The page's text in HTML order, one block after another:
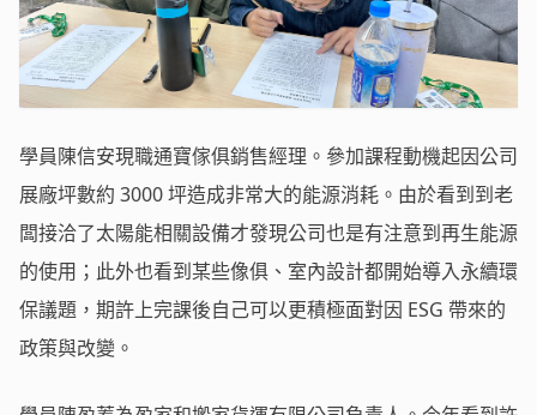
學員陳信安現職通寶傢俱銷售經理。參加課程動機起因公司
展廠坪數約 3000 坪造成非常大的能源消耗。由於看到到老
闆接洽了太陽能相關設備才發現公司也是有注意到再生能源
的使用；此外也看到某些像俱、室內設計都開始導入永續環
保議題，期許上完課後自己可以更積極面對因 ESG 帶來的
政策與改變。